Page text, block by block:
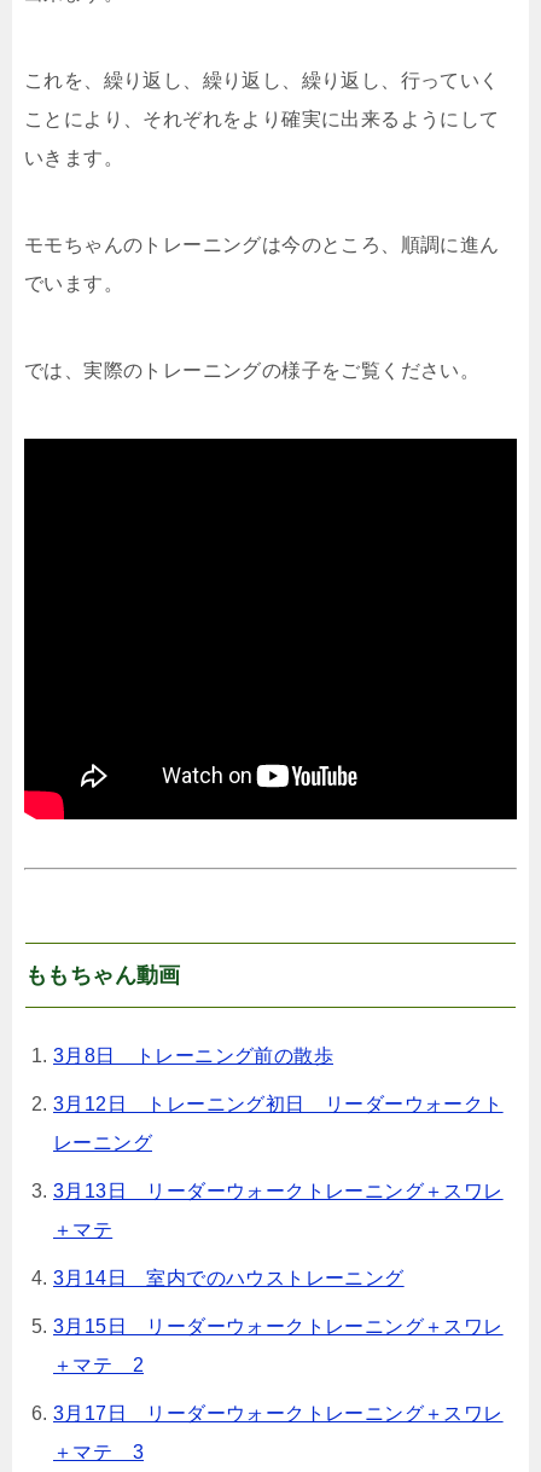
これを、繰り返し、繰り返し、繰り返し、行っていく
ことにより、それぞれをより確実に出来るようにして
いきます。
モモちゃんのトレーニングは今のところ、順調に進ん
でいます。
では、実際のトレーニングの様子をご覧ください。
ももちゃん動画
3月8日 トレーニング前の散歩
3月12日 トレーニング初日 リーダーウォークト
レーニング
3月13日 リーダーウォークトレーニング＋スワレ
＋マテ
3月14日 室内でのハウストレーニング
3月15日 リーダーウォークトレーニング＋スワレ
＋マテ 2
3月17日 リーダーウォークトレーニング＋スワレ
＋マテ 3